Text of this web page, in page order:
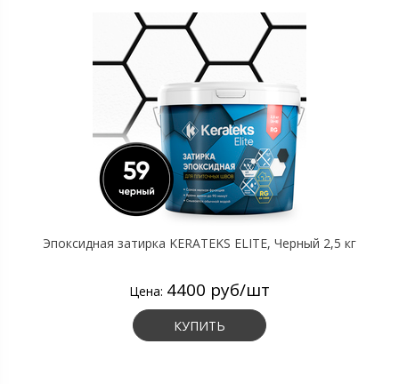
Эпоксидная затирка KERATEKS ELITE, Черный 2,5 кг
Цена: 4400 руб/шт
КУПИТЬ